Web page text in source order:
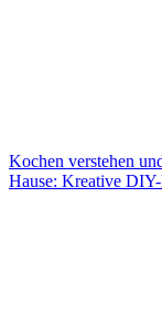
Kochen verstehen
Hause: Kreative